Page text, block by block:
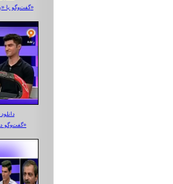
گفت‌وگو با «پروانه کاظمی» و «پرستو‌ ابریشمی»
گفت‌وگو درباره «دوچرخه‌سواری کوهستان»